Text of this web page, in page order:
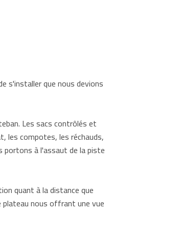
s'installer que nous devions
Les sacs contrôlés et
les compotes, les réchauds,
portons à l'assaut de la piste
quant à la distance que
plateau nous offrant une vue